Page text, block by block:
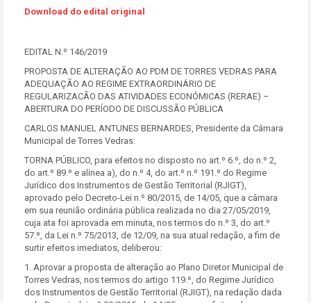
Download do edital original
EDITAL N.º 146/2019
PROPOSTA DE ALTERAÇÃO AO PDM DE TORRES VEDRAS PARA
ADEQUAÇÃO AO REGIME EXTRAORDINÁRIO DE
REGULARIZACÃO DAS ATIVIDADES ECONÓMICAS (RERAE) –
ABERTURA DO PERÍODO DE DISCUSSÃO PÚBLICA
CARLOS MANUEL ANTUNES BERNARDES, Presidente da Câmara
Municipal de Torres Vedras:
TORNA PÚBLICO, para efeitos no disposto no art.º 6.º, do n.º 2,
do art.º 89.º e alínea a), do n.º 4, do art.º n.º 191.º do Regime
Jurídico dos Instrumentos de Gestão Territorial (RJIGT),
aprovado pelo Decreto-Lei n.º 80/2015, de 14/05, que a câmara
em sua reunião ordinária pública realizada no dia 27/05/2019,
cuja ata foi aprovada em minuta, nos termos do n.º 3, do art.º
57.º, da Lei n.º 75/2013, de 12/09, na sua atual redação, a fim de
surtir efeitos imediatos, deliberou:
1. Aprovar a proposta de alteração ao Plano Diretor Municipal de
Torres Vedras, nos termos do artigo 119.º, do Regime Jurídico
dos Instrumentos de Gestão Territorial (RJIGT), na redação dada